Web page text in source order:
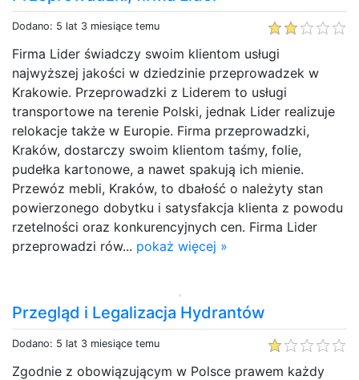
Dodano: 5 lat 3 miesiące temu
Firma Lider świadczy swoim klientom usługi
najwyższej jakości w dziedzinie przeprowadzek w
Krakowie. Przeprowadzki z Liderem to usługi
transportowe na terenie Polski, jednak Lider realizuje
relokacje także w Europie. Firma przeprowadzki,
Kraków, dostarczy swoim klientom taśmy, folie,
pudełka kartonowe, a nawet spakują ich mienie.
Przewóz mebli, Kraków, to dbałość o należyty stan
powierzonego dobytku i satysfakcja klienta z powodu
rzetelności oraz konkurencyjnych cen. Firma Lider
przeprowadzi rów... pokaż więcej »
Przegląd i Legalizacja Hydrantów
Dodano: 5 lat 3 miesiące temu
Zgodnie z obowiązującym w Polsce prawem każdy